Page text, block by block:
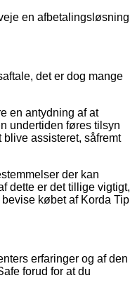
en afbetalingsløsning
det er dog mange
en antydning af at
undertiden føres tilsyn
assisteret, såfremt
der kan
dette er det tillige vigtigt,
købet af Korda Tip
erfaringer og af den
forud for at du